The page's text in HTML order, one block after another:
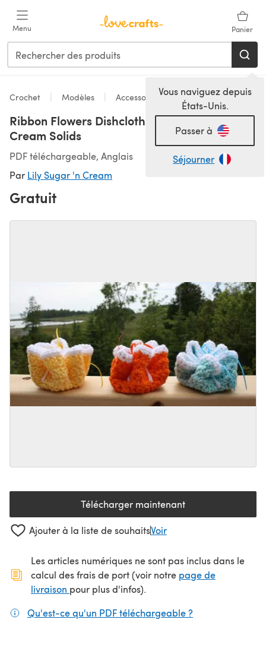
Menu Panier
Vous naviguez depuis
États-Unis.
Passer à
Séjourner
Crochet Modèles Accessoires
Ribbon Flowers Dishcloths in Lily Sugar 'n
Cream Solids
PDF téléchargeable, Anglais
Par Lily Sugar 'n Cream
Gratuit
Télécharger maintenant(s'ouvre dans un nouvel
Ajouter à la liste de souhaitsVoir
Les articles numériques ne sont pas inclus dans le
calcul des frais de port (voir notre page de
livraison (s'ouvre dans un nouvel onglet)
pour plus d'infos).
Qu'est-ce qu'un PDF téléchargeable ?